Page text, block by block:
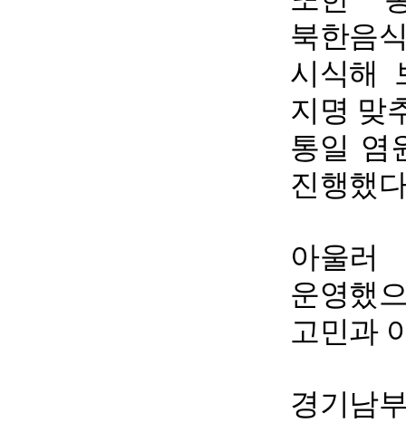
북한음
시식해
지명 맞
통일 염
진행했
아울
운영했
고민과
경기남